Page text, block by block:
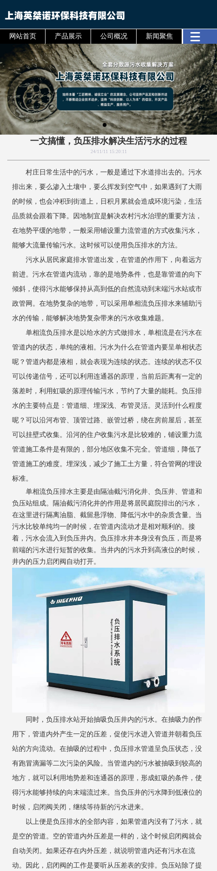
网站首页 产品展示 公司概况 新闻聚焦
一文搞懂，负压排水解决生活污水的过程
24/11/11 15:20:11
村庄日常生活中的污水，一般是通过下水道排出去的。污水
排出来，要么渗入土壤中，要么挥发到空气中，如果遇到了大雨
的时候，也会冲积到街道上，日积月累就会造成环境污染，生活
品质就会跟着下降。因地制宜是解决农村污水治理的重要方法，
在地势平缓的地带，一般采用铺设重力流管道的方式收集污水，
能够大流量传输污水。这时候可以使用负压排水的方法。
污水从居民家庭排水管道出发，在管道的作用下，向着远方
前进。污水在管道内流动，靠的是地势条件，也是靠管道的向下
倾斜，使得污水能够保持从高到低的自然流动到末端污水站或市
政管网。在地势复杂的地带，可以采用单相流负压排水来辅助污
水的传输，能够解决地势复杂带来的污水收集难题。
单相流负压排水是以给水的方式做排水，单相流是在污水在
管道内的状态，单纯的液相。污水为什么在管道内要呈单相状态
呢？管道内都是液相，就会表现为连续的状态。连续的状态不仅
可以传递信号，还可以利用连通器的原理，当前后距离有一定的
落差时，利用虹吸的原理传输污水，节约了大量的能耗。负压排
水的主要特点是：管道细、埋深浅、布管灵活。灵活到什么程度
呢？可以沿河布管、顶管过路、嵌管过桥，绕在房前屋后，甚至
可以挂壁式收集。沿河的住户收集污水是比较难的，铺设重力流
管道施工条件是有限的，部分地区收集不完全。管道细，降低了
管道施工的难度。埋深浅，减少了施工土方量，符合管网的埋设
标准。
单相流负压排水主要是由隔油截污消化井、负压井、管道和
负压站组成。隔油截污消化井的作用是将居民庭院排出的污水，
在这里进行隔离油脂、截留悬浮物、降低污水中的杂质含量。当
污水比较单纯均一的时候，在管道内流动才是相对顺利的。接
着，污水会流入到负压井内。负压排水井本身没有负压，而是将
前端的污水进行短暂的收集。当井内的污水升到高液位的时候，
井内的压力启闭阀自动打开。
同时，负压排水站开始抽吸负压井内的污水。在抽吸力的作
用下，管道内外产生一定的压差，促使污水进入管道并朝着负压
站的方向流动。在抽吸的过程中，负压排水管道呈负压状态，没
有跑冒滴漏等二次污染的风险。当管道内的污水被抽吸到较高的
地方，就可以利用地势差和连通器的原理，形成虹吸的条件，使
得污水能够持续的向末端流过来。当负压井的污水降到低液位的
时候，启闭阀关闭，继续等待新的污水进来。
以上便是负压排水的全部内容，如果管道内没有了污水，就
是空的管道。空的管道内外压差是一样的，这个时候启闭阀就会
自动关闭。如果还存在内外压差，就说明管道内还有污水在流
动。因此，启闭阀的工作是要听从压差表的安排。负压站除了提